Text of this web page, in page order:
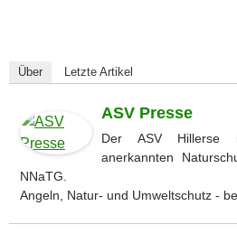
Über Letzte Artikel
ASV Presse
Der ASV Hillerse
anerkannten
NNaTG.
Angeln, Natur- und Umweltschutz -